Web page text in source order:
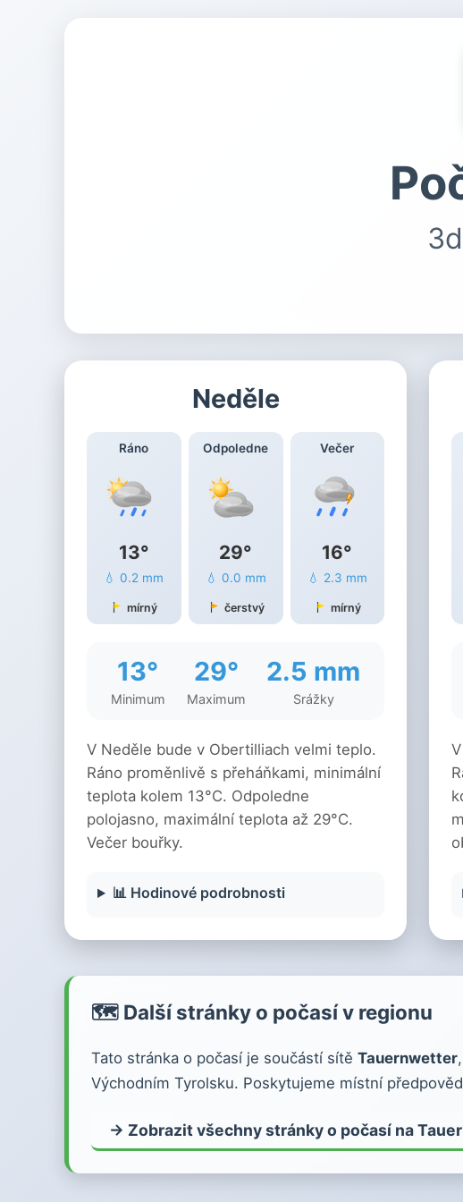
Neděle
Ráno
13°
💧 0.2 mm
mírný
Odpoledne
29°
💧 0.0 mm
čerstvý
Večer
16°
💧 2.3 mm
mírný
13°
Minimum
29°
Maximum
2.5 mm
Srážky
V Neděle bude v Obertilliach velmi teplo.
Ráno proměnlivě s přeháňkami, minimální
teplota kolem 13°C. Odpoledne
polojasno, maximální teplota až 29°C.
Večer bouřky.
📊 Hodinové podrobnosti
🗺️ Další stránky o počasí v regionu
Tato stránka o počasí je součástí sítě Tauernwetter
Východním Tyrolsku. Poskytujeme místní
→ Zobrazit všechny stránky o počasí na